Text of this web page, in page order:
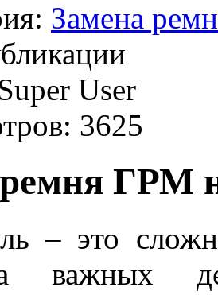
Замена
User
3625
ГРМ
– это
важных